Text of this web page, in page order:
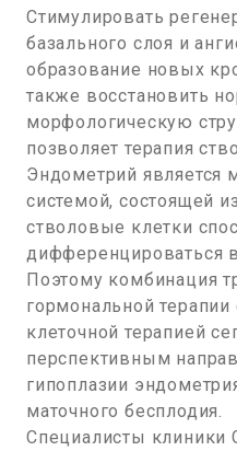
Стимулировать
базального слоя и
образование новых
также восстановить
морфологическую
позволяет терапия
Эндометрий является
системой, состоящей
стволовые клетки
дифференцироваться
Поэтому комбинация
гормональной терапии
клеточной терапией
перспективным
гипоплазии
маточного бесплодия.
Специалисты клиники